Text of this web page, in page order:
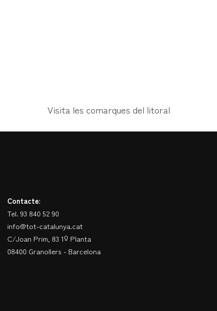
Visita les comarques del litoral
Contacte:
Tel. 93 840 52 90
info@tot-catalunya.cat
C/Joan Prim, 83 1º Planta
08400 Granollers - Barcelona